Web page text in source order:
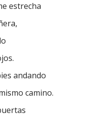
estrecha
andando
camino.